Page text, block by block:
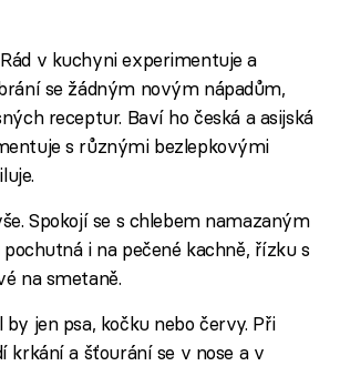
Rád v kuchyni experimentuje a
se žádným novým nápadům,
receptur. Baví ho česká a asijská
s různými bezlepkovými
Spokojí se s chlebem namazaným
pochutná i na pečené kachně, řízku s
na smetaně.
by jen psa, kočku nebo červy. Při
krkání a šťourání se v nose a v